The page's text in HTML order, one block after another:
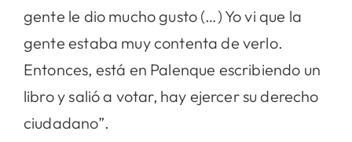
gente le dio mucho gusto (…) Yo vi que la
gente estaba muy contenta de verlo.
Entonces, está en Palenque escribiendo un
libro y salió a votar, hay ejercer su derecho
ciudadano”.